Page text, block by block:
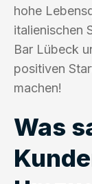
hohe
italienischen
Bar Lübeck
positiven
machen!
Was